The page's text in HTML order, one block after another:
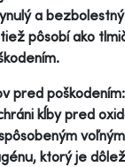
a
pôsobí ako
pred
kĺby pred
ktorý je